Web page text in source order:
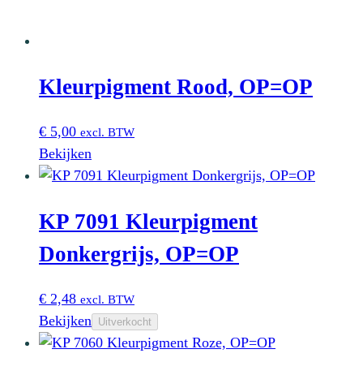
Kleurpigment Rood, OP=OP
€ 5,00 excl. BTW
Bekijken
KP 7091 Kleurpigment
Donkergrijs, OP=OP
€ 2,48 excl. BTW
Bekijken Uitverkocht